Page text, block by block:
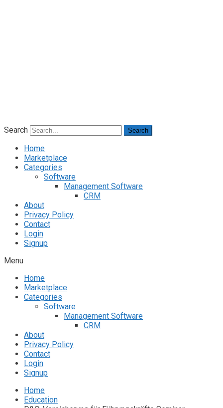
Search Search
Home
Marketplace
Categories
Software
Management Software
CRM
About
Privacy Policy
Contact
Login
Signup
Menu
Home
Marketplace
Categories
Software
Management Software
CRM
About
Privacy Policy
Contact
Login
Signup
Home
Education